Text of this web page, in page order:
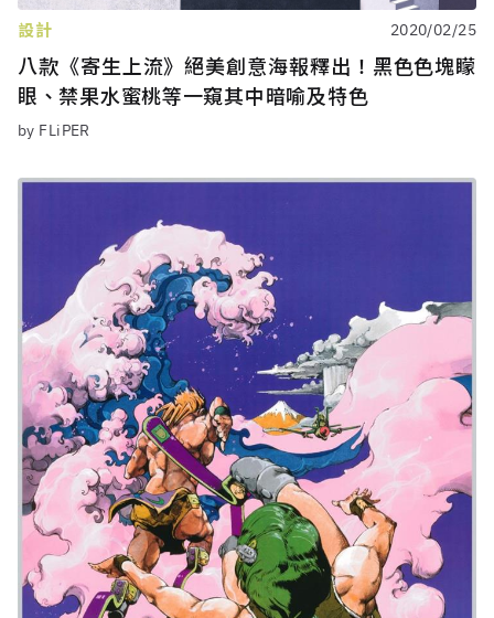
設計 2020/02/25
八款《寄生上流》絕美創意海報釋出！黑色色塊矇
眼、禁果水蜜桃等一窺其中暗喻及特色
by FLiPER